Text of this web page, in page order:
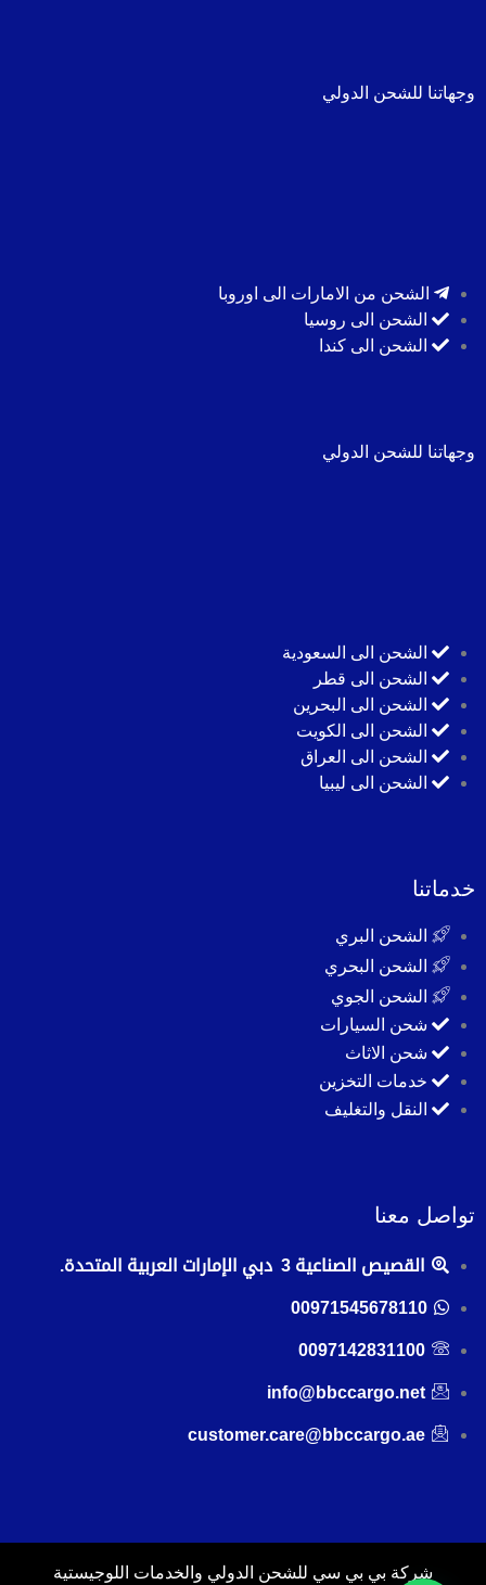
وجهاتنا للشحن الدولي
الشحن من الامارات الى اوروبا
الشحن الى روسيا
الشحن الى كندا
وجهاتنا للشحن الدولي
الشحن الى السعودية
الشحن الى قطر
الشحن الى البحرين
الشحن الى الكويت
الشحن الى العراق
الشحن الى ليبيا
خدماتنا
الشحن البري
الشحن البحري
الشحن الجوي
شحن السيارات
شحن الاثاث
خدمات التخزين
النقل والتغليف
تواصل معنا
القصيص الصناعية 3 دبي الإمارات العربية المتحدة.
00971545678110
0097142831100
info@bbccargo.net
customer.care@bbccargo.ae
شركة بي بي سي للشحن الدولي والخدمات اللوجيستية